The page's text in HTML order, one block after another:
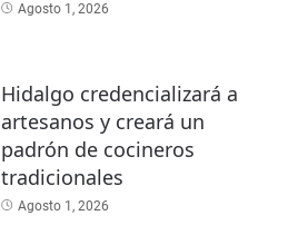
Agosto 1, 2026
Hidalgo credencializará a
artesanos y creará un
padrón de cocineros
tradicionales
Agosto 1, 2026